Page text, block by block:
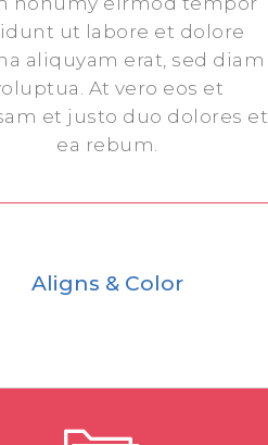
ut labore et dolore
aliquyam erat, sed diam
At vero eos et
et justo duo dolores et
ea rebum.
Aligns & Color